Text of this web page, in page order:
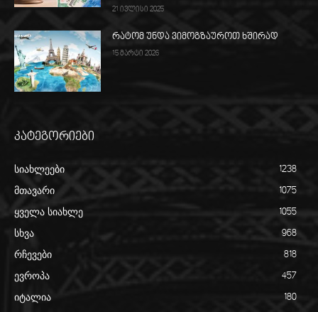
21 ივლისი 2025
რატომ უნდა ვიმოგზაუროთ ხშირად
15 მარტი 2026
კატეგორიები
სიახლეები 1238
მთავარი 1075
ყველა სიახლე 1055
სხვა 968
რჩევები 818
ევროპა 457
იტალია 180